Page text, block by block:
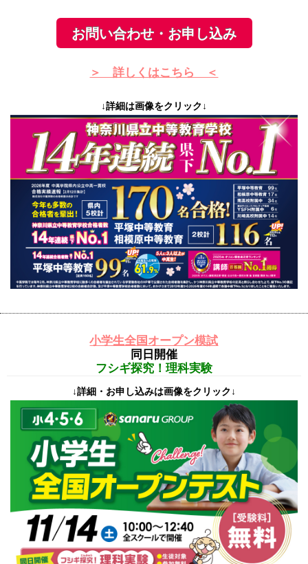
お問い合わせ・お申し込み
＞ 詳しくはこちら ＜
↓詳細は画像をクリック↓
小学生全国オープン模試
同日開催
フシギ探究！理科実験
↓詳細・お申し込みは画像をクリック↓